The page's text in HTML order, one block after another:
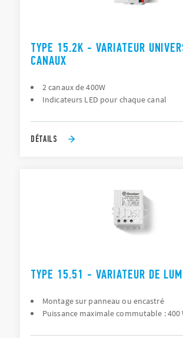
TYPE 15.2K - VARIATEUR
CANAUX
2 canaux de 400W
Indicateurs LED pour chaque canal
DÉTAILS
TYPE 15.51 - VARIATEUR DE
Montage sur panneau ou encastré
Puissance maximale commutable : 400